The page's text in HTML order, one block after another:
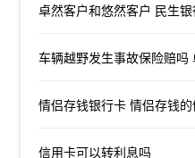
卓然客户和悠然客户 民生
车辆越野发生事故保险赔吗
情侣存钱银行卡 情侣存钱
信用卡可以转利息吗